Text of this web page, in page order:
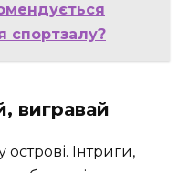
спортзалу?
вигравай
Інтриги,